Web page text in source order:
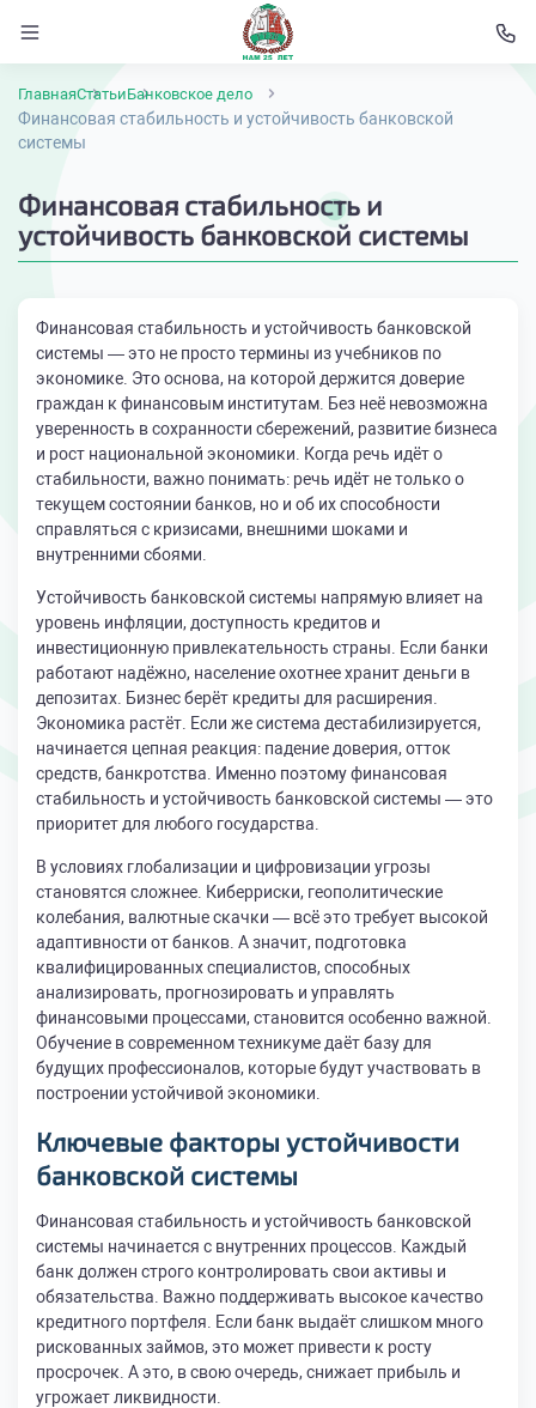
ГлавнаяСтатьиБанковское дело
Финансовая стабильность и устойчивость банковской
системы
Финансовая стабильность и
устойчивость банковской системы
Финансовая стабильность и устойчивость банковской
системы — это не просто термины из учебников по
экономике. Это основа, на которой держится доверие
граждан к финансовым институтам. Без неё невозможна
уверенность в сохранности сбережений, развитие бизнеса
и рост национальной экономики. Когда речь идёт о
стабильности, важно понимать: речь идёт не только о
текущем состоянии банков, но и об их способности
справляться с кризисами, внешними шоками и
внутренними сбоями.
Устойчивость банковской системы напрямую влияет на
уровень инфляции, доступность кредитов и
инвестиционную привлекательность страны. Если банки
работают надёжно, население охотнее хранит деньги в
депозитах. Бизнес берёт кредиты для расширения.
Экономика растёт. Если же система дестабилизируется,
начинается цепная реакция: падение доверия, отток
средств, банкротства. Именно поэтому финансовая
стабильность и устойчивость банковской системы — это
приоритет для любого государства.
В условиях глобализации и цифровизации угрозы
становятся сложнее. Киберриски, геополитические
колебания, валютные скачки — всё это требует высокой
адаптивности от банков. А значит, подготовка
квалифицированных специалистов, способных
анализировать, прогнозировать и управлять
финансовыми процессами, становится особенно важной.
Обучение в современном техникуме даёт базу для
будущих профессионалов, которые будут участвовать в
построении устойчивой экономики.
Ключевые факторы устойчивости
банковской системы
Финансовая стабильность и устойчивость банковской
системы начинается с внутренних процессов. Каждый
банк должен строго контролировать свои активы и
обязательства. Важно поддерживать высокое качество
кредитного портфеля. Если банк выдаёт слишком много
рискованных займов, это может привести к росту
просрочек. А это, в свою очередь, снижает прибыль и
угрожает ликвидности.